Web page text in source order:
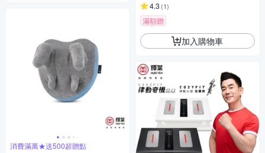
消費滿萬★送500超贈點
4.3 (1)
滿額贈
加入購物車